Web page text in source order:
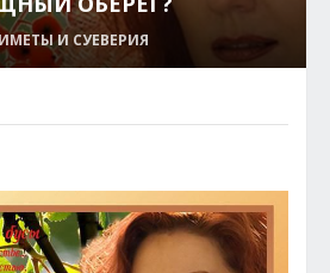
И СУЕВЕРИЯ